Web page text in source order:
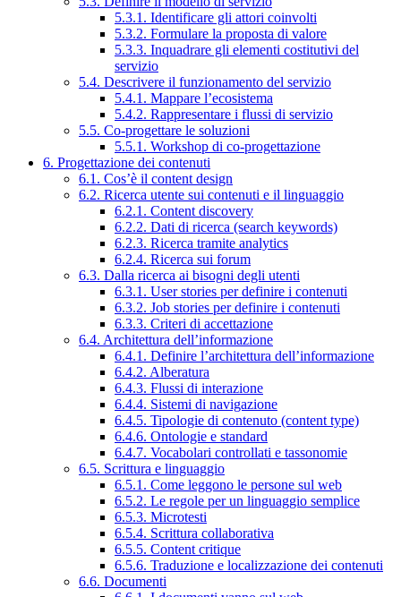
5.3.1. Identificare gli attori coinvolti
5.3.2. Formulare la proposta di valore
5.3.3. Inquadrare gli elementi costitutivi del
servizio
5.4. Descrivere il funzionamento del servizio
5.4.1. Mappare l’ecosistema
5.4.2. Rappresentare i flussi di servizio
5.5. Co-progettare le soluzioni
5.5.1. Workshop di co-progettazione
6. Progettazione dei contenuti
6.1. Cos’è il content design
6.2. Ricerca utente sui contenuti e il linguaggio
6.2.1. Content discovery
6.2.2. Dati di ricerca (search keywords)
6.2.3. Ricerca tramite analytics
6.2.4. Ricerca sui forum
6.3. Dalla ricerca ai bisogni degli utenti
6.3.1. User stories per definire i contenuti
6.3.2. Job stories per definire i contenuti
6.3.3. Criteri di accettazione
6.4. Architettura dell’informazione
6.4.1. Definire l’architettura dell’informazione
6.4.2. Alberatura
6.4.3. Flussi di interazione
6.4.4. Sistemi di navigazione
6.4.5. Tipologie di contenuto (content type)
6.4.6. Ontologie e standard
6.4.7. Vocabolari controllati e tassonomie
6.5. Scrittura e linguaggio
6.5.1. Come leggono le persone sul web
6.5.2. Le regole per un linguaggio semplice
6.5.3. Microtesti
6.5.4. Scrittura collaborativa
6.5.5. Content critique
6.5.6. Traduzione e localizzazione dei contenuti
6.6. Documenti